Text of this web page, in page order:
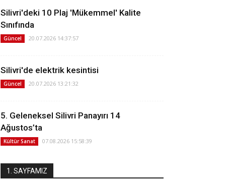
Silivri'deki 10 Plaj 'Mükemmel' Kalite
Sınıfında
Güncel 20.07.2026 14:37:57
Silivri'de elektrik kesintisi
Güncel 20.07.2026 13:21:32
5. Geleneksel Silivri Panayırı 14
Ağustos’ta
Kültür Sanat 07.08.2026 15:58:39
1. SAYFAMIZ